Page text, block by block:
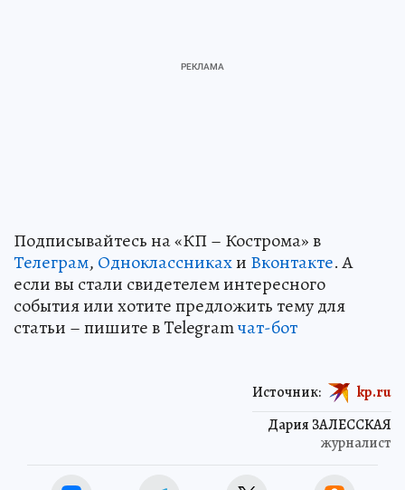
Подписывайтесь на «КП – Кострома» в
Телеграм, Одноклассникахи Вконтакте. А
если вы стали свидетелем интересного
события или хотите предложить тему для
статьи – пишите в Telegramчат-бот
Дария ЗАЛЕССКАЯ
журналист
Источник: kp.ru